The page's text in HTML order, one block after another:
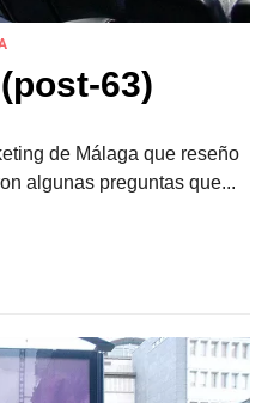
63)
de Málaga que reseño
algunas preguntas que...